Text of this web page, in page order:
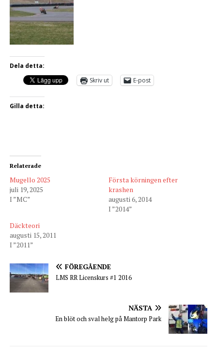
Dela detta:
Skriv ut
E-post
Gilla detta:
Relaterade
Mugello 2025
juli 19, 2025
I ”MC”
Första körningen efter
krashen
augusti 6, 2014
I ”2014”
Däckteori
augusti 15, 2011
I ”2011”
FÖREGÅENDE
LMS RR Licenskurs #1 2016
NÄSTA
En blöt och sval helg på Mantorp Park